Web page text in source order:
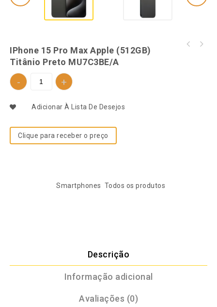
IPhone 15 Pro Max Apple (512GB)
Titânio Preto MU7C3BE/A
Adicionar À Lista De Desejos
Clique para receber o preço
Smartphones Todos os produtos
Descrição
Informação adicional
Avaliações (0)